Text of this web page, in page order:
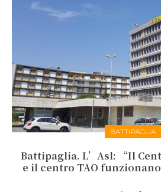
BATTIPAGLIA
Battipaglia. L’Asl: “Il
e il centro TAO